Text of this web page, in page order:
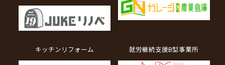
キッチンリフォーム 就労継続支援B型事業所